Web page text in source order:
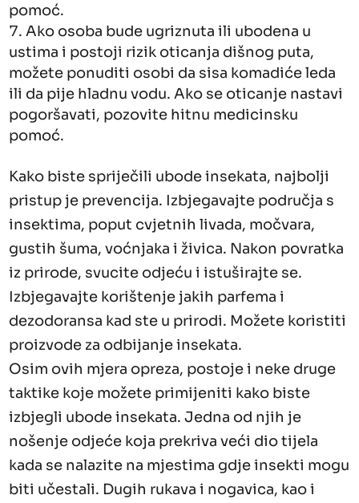
pomoć.
Ako osoba bude ugriznuta ili ubodena u
ustima i postoji rizik oticanja dišnog puta,
možete ponuditi osobi da sisa komadiće leda
ili da pije hladnu vodu. Ako se oticanje nastavi
pogoršavati, pozovite hitnu medicinsku
pomoć.
Kako biste spriječili ubode insekata, najbolji
pristup je prevencija. Izbjegavajte područja s
insektima, poput cvjetnih livada, močvara,
gustih šuma, voćnjaka i živica. Nakon povratka
iz prirode, svucite odjeću i istuširajte se.
Izbjegavajte korištenje jakih parfema i
dezodoransa kad ste u prirodi. Možete koristiti
proizvode za odbijanje insekata.
Osim ovih mjera opreza, postoje i neke druge
taktike koje možete primijeniti kako biste
izbjegli ubode insekata. Jedna od njih je
nošenje odjeće koja prekriva veći dio tijela
kada se nalazite na mjestima gdje insekti mogu
biti učestali. Dugih rukava i nogavica, kao i